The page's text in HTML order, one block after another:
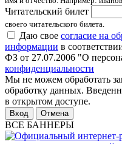
Читательский билет
своего читательского билета.
Даю свое согласие на
информации в
ФЗ от 27.07.2006 "О
конфиденциальности
Мы не можем обработать
обработку данных.
в открытом доступе.
Отмена
ВСЕ БАННЕРЫ